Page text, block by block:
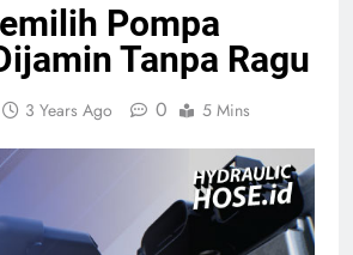
Pompa
Tanpa Ragu
3 Years Ago 0 5 Mins